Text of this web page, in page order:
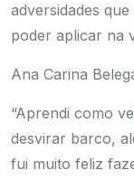
adversidades
poder aplicar na
Ana Carina
“Aprendi como
desvirar barco,
fui muito feliz